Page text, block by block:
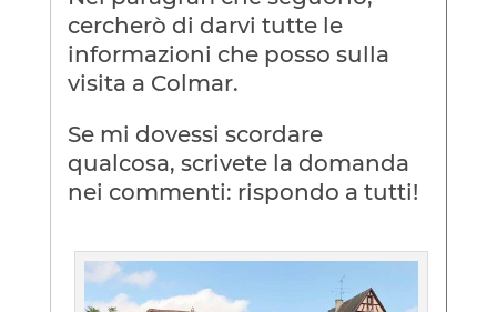
cercherò di darvi tutte le
informazioni che posso sulla
visita a Colmar.
Se mi dovessi scordare
qualcosa, scrivete la domanda
nei commenti: rispondo a tutti!